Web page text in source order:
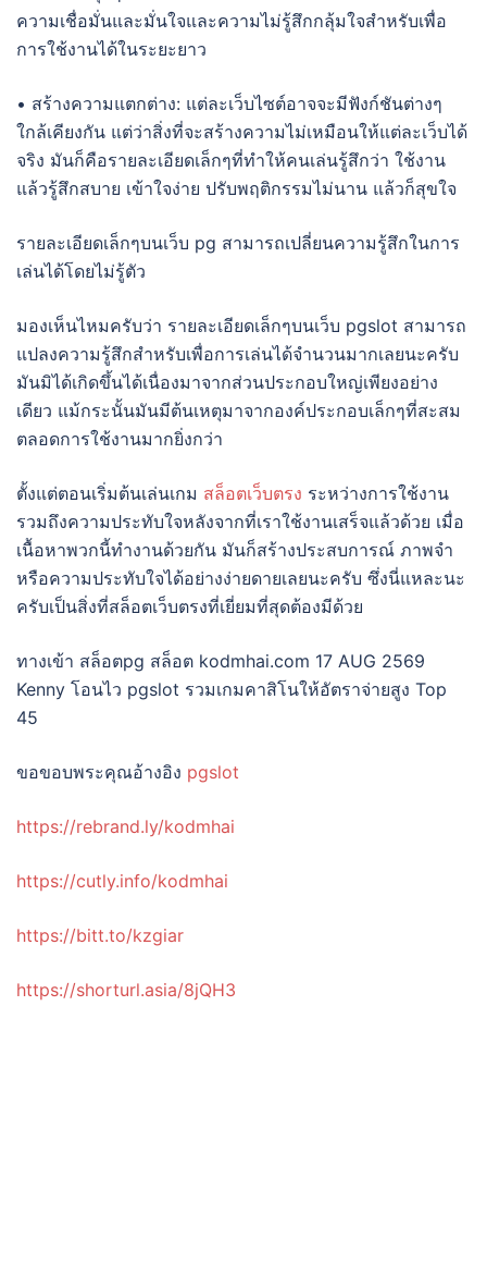
ความเชื่อมั่นและมั่นใจและความไม่รู้สึกกลุ้มใจสำหรับเพื่อ
การใช้งานได้ในระยะยาว
• สร้างความแตกต่าง: แต่ละเว็บไซต์อาจจะมีฟังก์ชันต่างๆ
ใกล้เคียงกัน แต่ว่าสิ่งที่จะสร้างความไม่เหมือนให้แต่ละเว็บได้
จริง มันก็คือรายละเอียดเล็กๆที่ทำให้คนเล่นรู้สึกว่า ใช้งาน
แล้วรู้สึกสบาย เข้าใจง่าย ปรับพฤติกรรมไม่นาน แล้วก็สุขใจ
รายละเอียดเล็กๆบนเว็บ pg สามารถเปลี่ยนความรู้สึกในการ
เล่นได้โดยไม่รู้ตัว
มองเห็นไหมครับว่า รายละเอียดเล็กๆบนเว็บ pgslot สามารถ
แปลงความรู้สึกสำหรับเพื่อการเล่นได้จำนวนมากเลยนะครับ
มันมิได้เกิดขึ้นได้เนื่องมาจากส่วนประกอบใหญ่เพียงอย่าง
เดียว แม้กระนั้นมันมีต้นเหตุมาจากองค์ประกอบเล็กๆที่สะสม
ตลอดการใช้งานมากยิ่งกว่า
ตั้งแต่ตอนเริ่มต้นเล่นเกม สล็อตเว็บตรง ระหว่างการใช้งาน
รวมถึงความประทับใจหลังจากที่เราใช้งานเสร็จแล้วด้วย เมื่อ
เนื้อหาพวกนี้ทำงานด้วยกัน มันก็สร้างประสบการณ์ ภาพจำ
หรือความประทับใจได้อย่างง่ายดายเลยนะครับ ซึ่งนี่แหละนะ
ครับเป็นสิ่งที่สล็อตเว็บตรงที่เยี่ยมที่สุดต้องมีด้วย
ทางเข้า สล็อตpg สล็อต kodmhai.com 17 AUG 2569
Kenny โอนไว pgslot รวมเกมคาสิโนให้อัตราจ่ายสูง Top
45
ขอขอบพระคุณอ้างอิง pgslot
https://rebrand.ly/kodmhai
https://cutly.info/kodmhai
https://bitt.to/kzgiar
https://shorturl.asia/8jQH3